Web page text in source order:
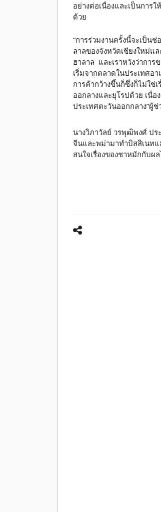
อย่างต่อเนื่องและเป็นการ
ด้วย
“การร่วมงานครั้งนี้จะเป็น
ลาลของจังหวัดเชียงใหม่แ
ฮาลาล และเราหวังว่าการ
เริ่มจากตลาดในประเทศอ
การค้ากว้างขึ้นก็ซึ่งก็ไม่ใช่
ออกลางและยุโรปด้วย เนื่
ประเทศตะวันออกกลาง”ผู้
นางวิภาวัลย์ วรพุฒิพงศ์ ปร
จีนและพม่ามาทำบิสสิเนท
สนใจเรื่องของชาหมักกับ